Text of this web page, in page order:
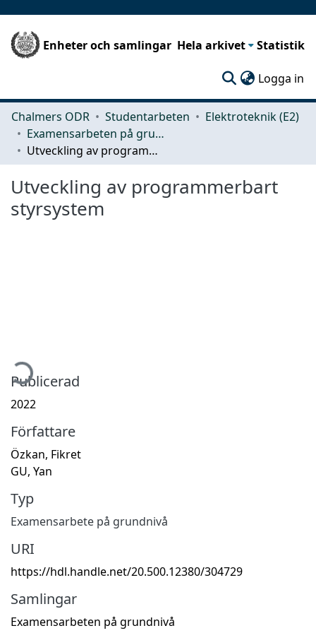
Enheter och samlingar Hela arkivet Statistik
Logga in
Chalmers ODR Studentarbeten
Elektroteknik (E2)
Examensarbeten på grundnivå
Utveckling av programmerbart styrsystem
Utveckling av programmerbart
styrsystem
Publicerad
2022
Författare
Özkan, Fikret
GU, Yan
Typ
Examensarbete på grundnivå
URI
https://hdl.handle.net/20.500.12380/304729
Samlingar
Examensarbeten på grundnivå